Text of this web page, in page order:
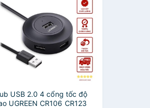
USB 2.0 4 cổng tốc độ
UGREEN CR106 CR123